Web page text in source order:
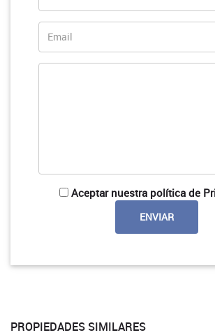
Aceptar nuestra política de
PROPIEDADES SIMILARES